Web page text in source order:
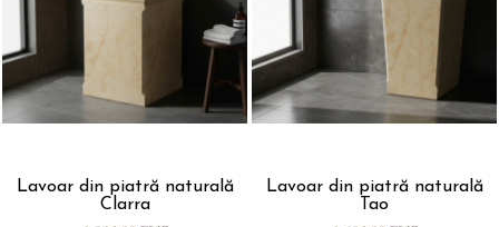
Lavoar din piatră naturală
Clarra
Lavoar din piatră naturală
Tao